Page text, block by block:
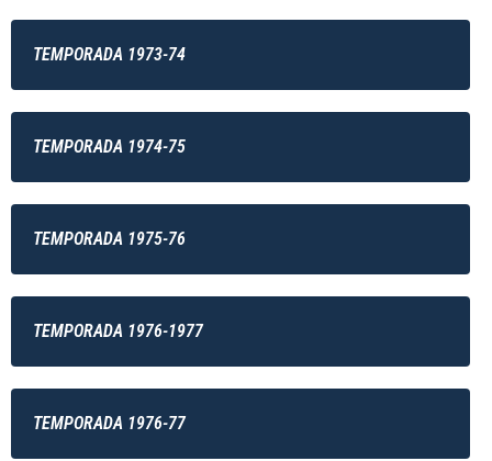
TEMPORADA 1973-74
TEMPORADA 1974-75
TEMPORADA 1975-76
TEMPORADA 1976-1977
TEMPORADA 1976-77